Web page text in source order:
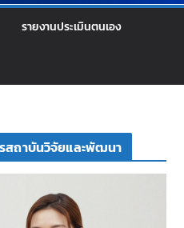
รายงานประเมินตนเอง
สถาบันวิจัยและพัฒนา